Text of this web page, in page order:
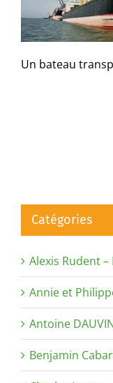
Un bateau
Catégories
Alexis Rudent
Annie et
Antoine
Benjamin